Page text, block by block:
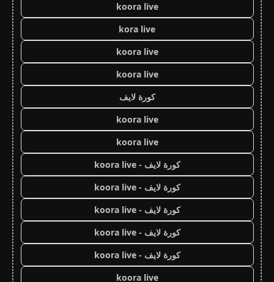
koora live
kora live
koora live
koora live
كورة لايف
koora live
koora live
كورة لايف - koora live
كورة لايف - koora live
كورة لايف - koora live
كورة لايف - koora live
كورة لايف - koora live
koora live